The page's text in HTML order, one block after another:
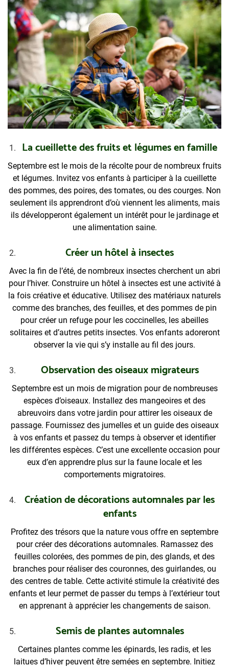
La cueillette des fruits et légumes en famille
Septembre est le mois de la récolte pour de nombreux fruits
et légumes. Invitez vos enfants à participer à la cueillette
des pommes, des poires, des tomates, ou des courges. Non
seulement ils apprendront d’où viennent les aliments, mais
ils développeront également un intérêt pour le jardinage et
une alimentation saine.
Créer un hôtel à insectes
Avec la fin de l’été, de nombreux insectes cherchent un abri
pour l’hiver. Construire un hôtel à insectes est une activité à
la fois créative et éducative. Utilisez des matériaux naturels
comme des branches, des feuilles, et des pommes de pin
pour créer un refuge pour les coccinelles, les abeilles
solitaires et d’autres petits insectes. Vos enfants adoreront
observer la vie qui s’y installe au fil des jours.
Observation des oiseaux migrateurs
Septembre est un mois de migration pour de nombreuses
espèces d’oiseaux. Installez des mangeoires et des
abreuvoirs dans votre jardin pour attirer les oiseaux de
passage. Fournissez des jumelles et un guide des oiseaux
à vos enfants et passez du temps à observer et identifier
les différentes espèces. C’est une excellente occasion pour
eux d’en apprendre plus sur la faune locale et les
comportements migratoires.
Création de décorations automnales par les
enfants
Profitez des trésors que la nature vous offre en septembre
pour créer des décorations automnales. Ramassez des
feuilles colorées, des pommes de pin, des glands, et des
branches pour réaliser des couronnes, des guirlandes, ou
des centres de table. Cette activité stimule la créativité des
enfants et leur permet de passer du temps à l’extérieur tout
en apprenant à apprécier les changements de saison.
Semis de plantes automnales
Certaines plantes comme les épinards, les radis, et les
laitues d’hiver peuvent être semées en septembre. Initiez